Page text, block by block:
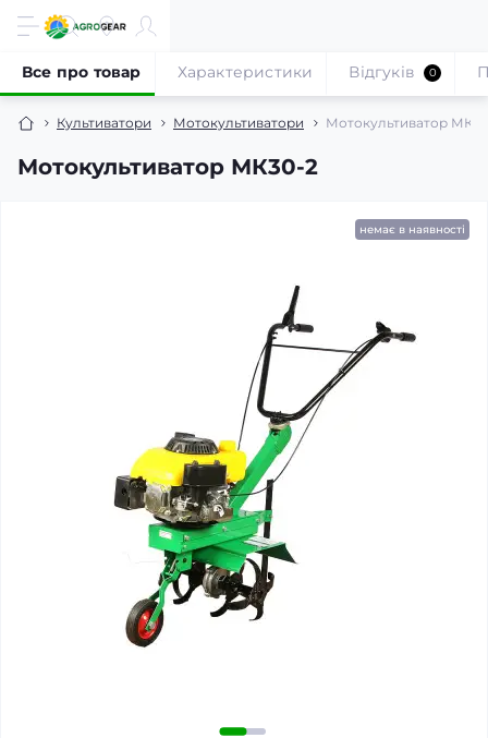
Культиватори Мотокультиватори Мотокультиватор
Мотокультиватор МК30-2
Все про товар Характеристики Відгуків 0
немає в наявності